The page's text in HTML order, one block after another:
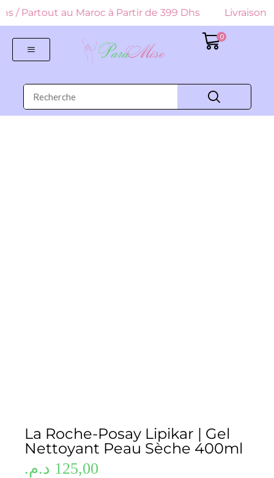
/ Partout au Maroc à Partir de 399 Dhs Livraison
0
La Roche-Posay Lipikar | Gel
Nettoyant Peau Sèche 400ml
125,00 د.م.